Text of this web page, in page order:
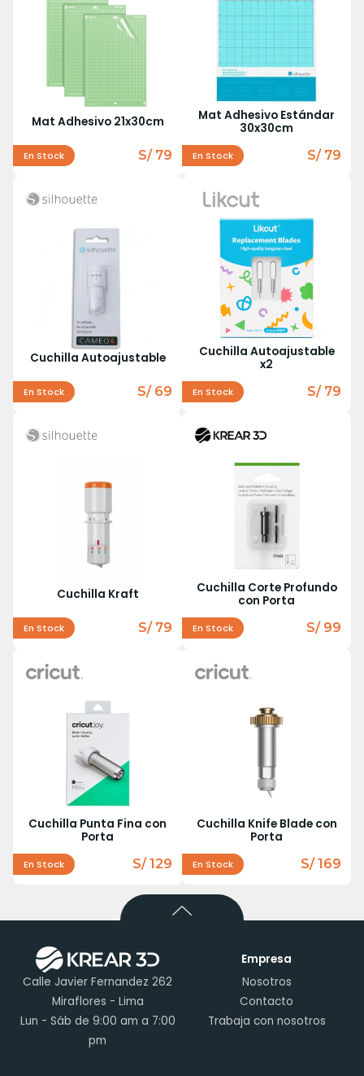
Mat Adhesivo 21x30cm
En Stock S/ 79
Mat Adhesivo Estándar
30x30cm
En Stock S/ 79
Cuchilla Autoajustable
En Stock S/ 69
Cuchilla Autoajustable
x2
En Stock S/ 79
Cuchilla Kraft
En Stock S/ 79
Cuchilla Corte Profundo
con Porta
En Stock S/ 99
Cuchilla Punta Fina con
Porta
En Stock S/ 129
Cuchilla Knife Blade con
Porta
En Stock S/ 169
Calle Javier Fernandez 262
Miraflores - Lima
Lun - Sáb de 9:00 am a 7:00
pm
Empresa
Nosotros
Contacto
Trabaja con nosotros